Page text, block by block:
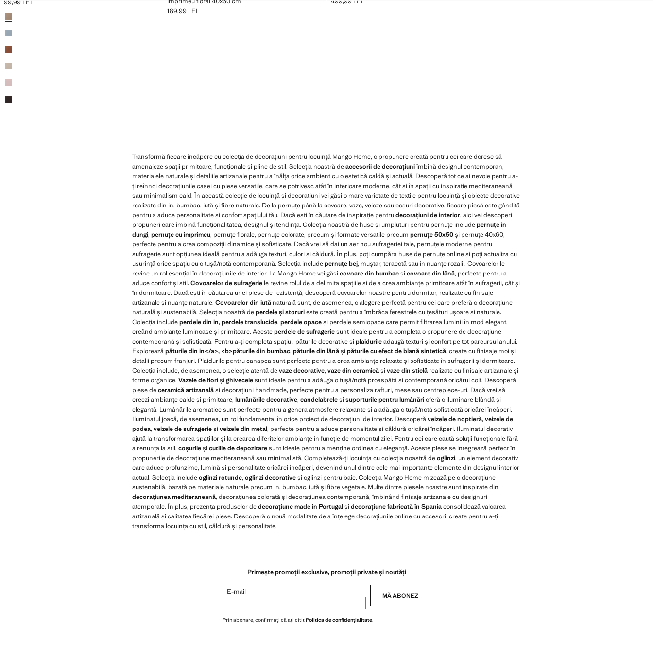
Preț actual [99,99 LEI ]
99,99 LEI
Culori
Preț actual [189,99 LEI ]
189,99 LEI
Preț actual [499,99 LEI ]
Transformă fiecare încăpere cu colecția de decorațiuni pentru locuință Mango Home, o propunere creată pentru cei care doresc să
amenajeze spații primitoare, funcționale și pline de stil. Selecția noastră deaccesorii de decorațiuniîmbină designul contemporan,
materialele naturale și detaliile artizanale pentru a înălța orice ambient cu o estetică caldă și actuală. Descoperă tot ce ai nevoie pentru a-
ți reînnoi decorațiunile casei cu piese versatile, care se potrivesc atât în interioare moderne, cât și în spații cu inspirație mediteraneană
sau minimalism cald. În această colecție de locuință și decorațiuni vei găsi o mare varietate de textile pentru locuință și obiecte decorative
realizate din in, bumbac, iută și fibre naturale. De la pernuțe până la covoare, vaze, veioze sau coșuri decorative, fiecare piesă este gândită
pentru a aduce personalitate și confort spațiului tău. Dacă ești în căutare de inspirație pentrudecorațiuni de interior, aici vei descoperi
propuneri care îmbină funcționalitatea, designul și tendința. Colecția noastră de huse și umpluturi pentru pernuțe includepernuțe în
dungi, pernuțe cu imprimeu, pernuțe florale, pernuțe colorate, precum și formate versatile precum pernuțe 50x50și pernuțe 40x60,
perfecte pentru a crea compoziții dinamice și sofisticate. Dacă vrei să dai un aer nou sufrageriei tale, pernuțele moderne pentru
sufragerie sunt opțiunea ideală pentru a adăuga texturi, culori și căldură. În plus, poți cumpăra huse de pernuțe online și poți actualiza cu
ușurință orice spațiu cu o tușă/notă contemporană. Selecția includepernuțe bej, muștar, teracotă sau în nuanțe rozalii. Covoarelor le
revine un rol esențial în decorațiunile de interior. La Mango Home vei găsi covoare din bumbacși covoare din lână, perfecte pentru a
aduce confort și stil. Covoarelor de sufragerie le revine rolul de a delimita spațiile și de a crea ambianțe primitoare atât în sufragerii, cât și
în dormitoare. Dacă ești în căutarea unei piese de rezistență, descoperă covoarelor noastre pentru dormitor, realizate cu finisaje
artizanale și nuanțe naturale. Covoarelor din iută naturală sunt, de asemenea, o alegere perfectă pentru cei care preferă o decorațiune
naturală și sustenabilă. Selecția noastră deperdele și storurieste creată pentru a îmbrăca ferestrele cu țesături ușoare și naturale.
Colecția includeperdele din in, perdele translucide, perdele opaceși perdele semiopace care permit filtrarea luminii în mod elegant,
creând ambianțe luminoase și primitoare. Acesteperdele de sufrageriesunt ideale pentru a completa o propunere de decorațiune
contemporană și sofisticată. Pentru a-ți completa spațiul, păturile decorative și plaidurileadaugă texturi și confort pe tot parcursul anului.
Exploreazăpăturile din in</a>, <b>păturile din bumbac, păturile din lânăși păturile cu efect de blană sintetică, create cu finisaje moi și
detalii precum franjuri. Plaidurile pentru canapea sunt perfecte pentru a crea ambianțe relaxate și sofisticate în sufragerii și dormitoare.
Colecția include, de asemenea, o selecție atentă devaze decorative, vaze din ceramicăși vaze din sticlă realizate cu finisaje artizanale și
forme organice. Vazele de floriși ghivecelesunt ideale pentru a adăuga o tușă/notă proaspătă și contemporană oricărui colț. Descoperă
piese deceramică artizanalăși decorațiuni handmade, perfecte pentru a personaliza rafturi, mese sau centrepiece-uri. Dacă vrei să
creezi ambianțe calde și primitoare, lumânările decorative, candelabreleși suporturile pentru lumânărioferă o iluminare blândă și
elegantă. Lumânările aromatice sunt perfecte pentru a genera atmosfere relaxante și a adăuga o tușă/notă sofisticată oricărei încăperi.
Iluminatul joacă, de asemenea, un rol fundamental în orice proiect de decorațiuni de interior. Descoperăveizele de noptieră, veizele de
podea, veizele de sufragerieși veizele din metal, perfecte pentru a aduce personalitate și căldură oricărei încăperi. Iluminatul decorativ
ajută la transformarea spațiilor și la crearea diferitelor ambianțe în funcție de momentul zilei. Pentru cei care caută soluții funcționale fără
a renunța la stil, coșurileși cutiile de depozitaresunt ideale pentru a menține ordinea cu eleganță. Aceste piese se integrează perfect în
propunerile de decorațiune mediteraneană sau minimalistă. Completează-ți locuința cu colecția noastră deoglinzi, un element decorativ
care aduce profunzime, lumină și personalitate oricărei încăperi, devenind unul dintre cele mai importante elemente din designul interior
actual. Selecția includeoglinzi rotunde, oglinzi decorativeși oglinzi pentru baie. Colecția Mango Home mizează pe o decorațiune
sustenabilă, bazată pe materiale naturale precum in, bumbac, iută și fibre vegetale. Multe dintre piesele noastre sunt inspirate din
decorațiunea mediteraneană, decorațiunea colorată și decorațiunea contemporană, îmbinând finisaje artizanale cu designuri
atemporale. În plus, prezența produselor dedecorațiune made in Portugalși decorațiune fabricată în Spaniaconsolidează valoarea
artizanală și calitatea fiecărei piese. Descoperă o nouă modalitate de a înțelege decorațiunile online cu accesorii create pentru a-ți
transforma locuința cu stil, căldură și personalitate.
Primește promoții exclusive, promoții private și noutăți
E-mail MĂ ABONEZ
Prin abonare, confirmați că ați cititPolitica de confidențialitate.